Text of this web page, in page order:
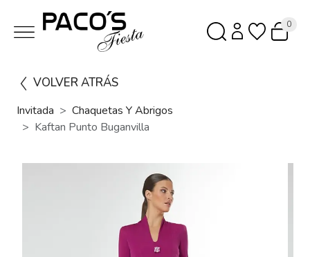
0
VOLVER ATRÁS
Invitada
Chaquetas Y Abrigos
Kaftan Punto Buganvilla